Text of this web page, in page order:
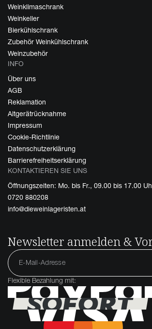
Weinklimaschrank
Weinkeller
Bierkühlschrank
Zubehör Weinkühlschrank
Weinzubehör
INFO
Über uns
AGB
Reklamation
Altgerätrücknahme
Impressum
Cookie-Richtlinie
Datenschutzerklärung
Barrierefreiheitserklärung
KONTAKTIEREN SIE UNS
Öffnungszeiten: Mo. bis Fr., 09.00 bis 17.00
0720 880208
info@dieweinlageristen.at
Newsletter anmelden &
Flexible Bezahlung mit: